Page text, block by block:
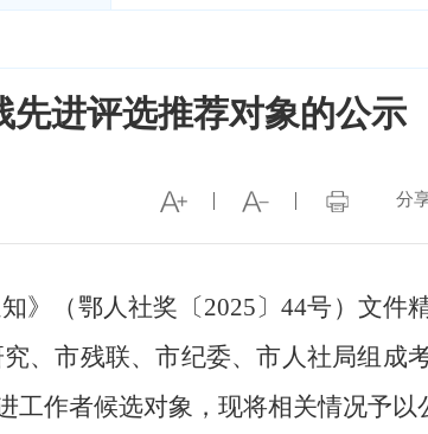
进评选推荐对象的公示
分
》 （鄂人社奖〔2025〕44号）文件
、市残联、市纪委、市人社局组成
作者候选对象，现将相关情况予以